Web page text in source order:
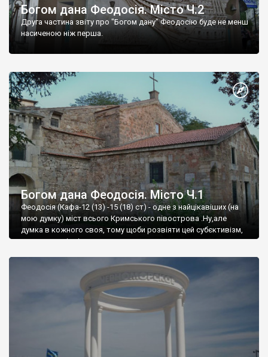
Богом дана Феодосія. Місто Ч.2
Друга частина звіту про "Богом дану" Феодосію буде не менш
насиченою ніж перша.
Богом дана Феодосія. Місто Ч.1
Феодосія (Кафа-12 (13) -15 (18) ст) - одне з найцікавіших (на
мою думку) міст всього Кримського півострова .Ну,але
думка в кожного своя, тому щоби розвіяти цей субєктивізм,
запрошую відвідати це